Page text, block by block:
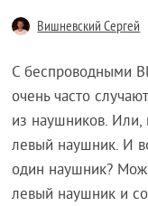
Вишневский Сергей
С беспроводными
очень часто
из наушников. Или,
левый наушник. И
один наушник?
левый наушник и